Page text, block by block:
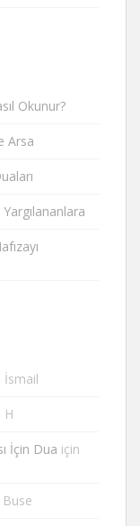
Okunur?
Arsa
İsmail
H
İçin Dua için
Buse